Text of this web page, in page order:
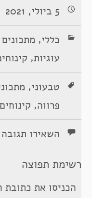
5 ביולי, 2021
כללי,
עוגיות,
טבעוני,
פרווה,
השאירו תגובה
רשימת תפוצה
הכניסו את כתובת